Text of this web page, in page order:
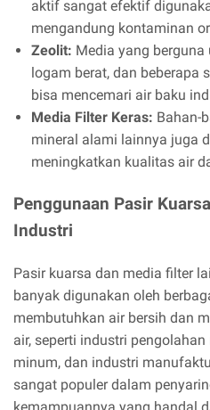
aktif sangat efektif
mengandung kontaminan
Zeolit: Media yang
logam berat, dan beberapa
bisa mencemari air baku
Media Filter Keras: Bahan-
mineral alami lainnya juga
meningkatkan kualitas air
Penggunaan Pasir
Industri
Pasir kuarsa dan media filter
banyak digunakan oleh
membutuhkan air bersih dan
air, seperti industri
minum, dan industri
sangat populer dalam